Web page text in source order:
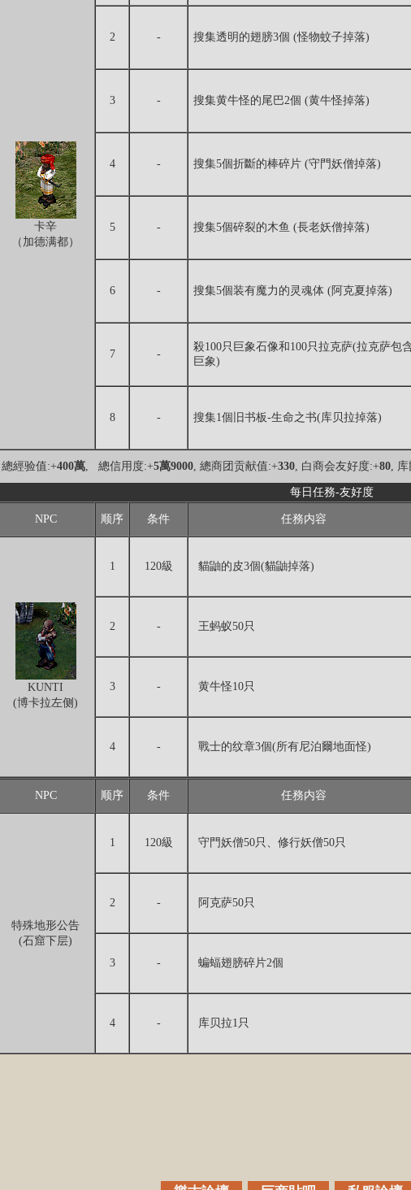
卡辛
（加德满都）
2 - 搜集透明的翅膀3個 (怪物蚊子掉落)
3 - 搜集黄牛怪的尾巴2個 (黄牛怪掉落)
4 - 搜集5個折斷的棒碎片 (守門妖僧掉落)
5 - 搜集5個碎裂的木鱼 (長老妖僧掉落)
6 - 搜集5個装有魔力的灵魂体 (阿克夏掉落)
7 -
殺100只巨象石像和100只拉克萨(拉克萨包
巨象)
8 - 搜集1個旧书板-生命之书(库贝拉掉落)
總經验值:+400萬, 總信用度:+5萬9000, 總商团贡献值:+330, 白商会友好度:+80,
每日任務-友好度
NPC 顺序 条件 任務内容
KUNTI
(博卡拉左侧)
1 120級 貓鼬的皮3個(貓鼬掉落)
2 - 王蚂蚁50只
3 - 黄牛怪10只
4 - 戰士的纹章3個(所有尼泊爾地面怪)
NPC 顺序 条件 任務内容
特殊地形公告
(石窟下层)
1 120級 守門妖僧50只、修行妖僧50只
2 - 阿克萨50只
3 - 蝙蝠翅膀碎片2個
4 - 库贝拉1只